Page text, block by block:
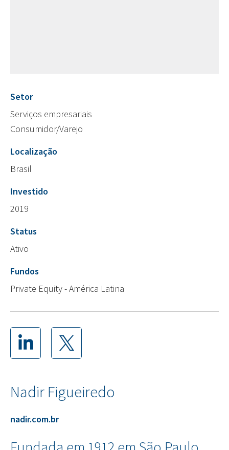
Setor
Serviços empresariais
Consumidor/Varejo
Localização
Brasil
Investido
2019
Status
Ativo
Fundos
Private Equity - América Latina
Nadir Figueiredo
nadir.com.br